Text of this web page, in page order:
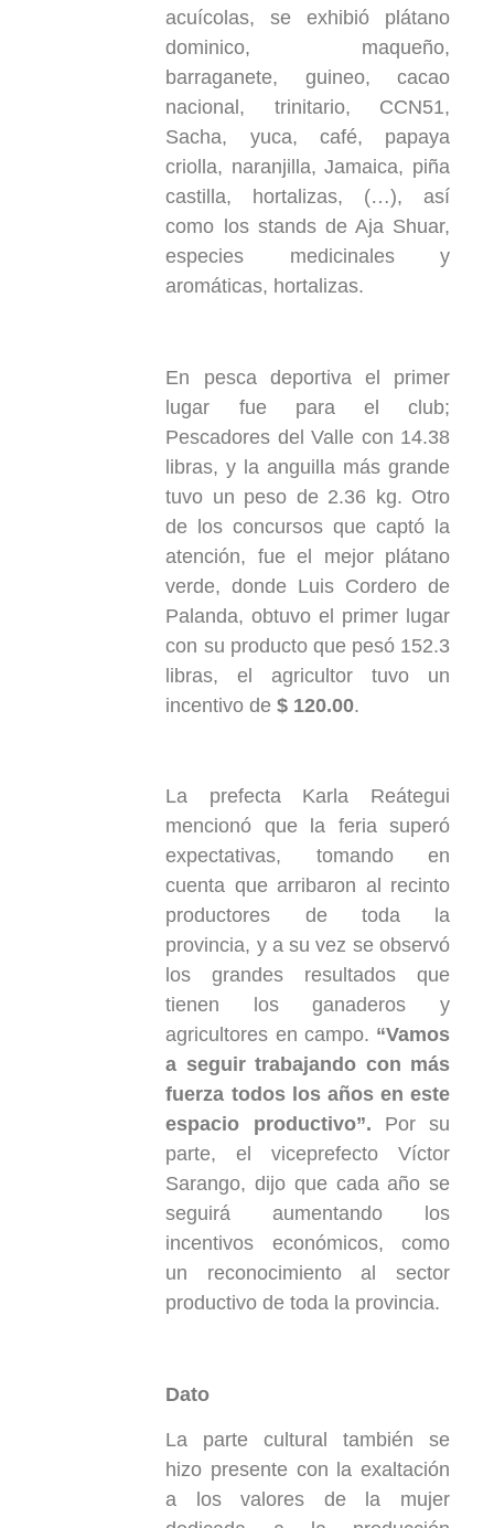
acuícolas, se exhibió plátano
dominico, maqueño,
barraganete, guineo, cacao
nacional, trinitario, CCN51,
Sacha, yuca, café, papaya
criolla, naranjilla, Jamaica, piña
castilla, hortalizas, (…), así
como los stands de Aja Shuar,
especies medicinales y
aromáticas, hortalizas.
En pesca deportiva el primer
lugar fue para el club;
Pescadores del Valle con 14.38
libras, y la anguilla más grande
tuvo un peso de 2.36 kg. Otro
de los concursos que captó la
atención, fue el mejor plátano
verde, donde Luis Cordero de
Palanda, obtuvo el primer lugar
con su producto que pesó 152.3
libras, el agricultor tuvo un
incentivo de$ 120.00.
La prefecta Karla Reátegui
mencionó que la feria superó
expectativas, tomando en
cuenta que arribaron al recinto
productores de toda la
provincia, y a su vez se observó
los grandes resultados que
tienen los ganaderos y
agricultores en campo. “Vamos
a seguir trabajando con más
fuerza todos los años en este
espacio productivo”. Por su
parte, el viceprefecto Víctor
Sarango, dijo que cada año se
seguirá aumentando los
incentivos económicos, como
un reconocimiento al sector
productivo de toda la provincia.
Dato
La parte cultural también se
hizo presente con la exaltación
a los valores de la mujer